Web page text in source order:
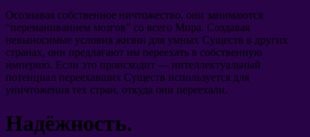
Осознавая собственное ничтожество, они занимаются
“переманиванием мозгов” со всего Мира. Создавая
невыносимые условия жизни для умных Существ в других
странах, они предлагают им переехать в собственную
империю. Если это происходит — интеллектуальный
потенциал переехавших Существ используется для
уничтожения тех стран, откуда они переехали.
Надёжность.